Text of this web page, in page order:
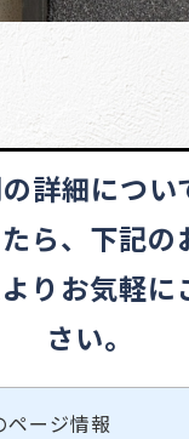
詳細につい
ら、 下記の
りお気軽に
さい。
ページ情報